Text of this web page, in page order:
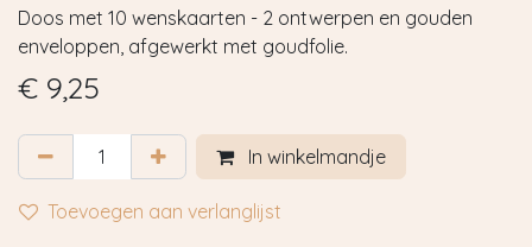
Doos met 10 wenskaarten - 2 ontwerpen en gouden
enveloppen, afgewerkt met goudfolie.
€ 9,25
In winkelmandje
Toevoegen aan verlanglijst